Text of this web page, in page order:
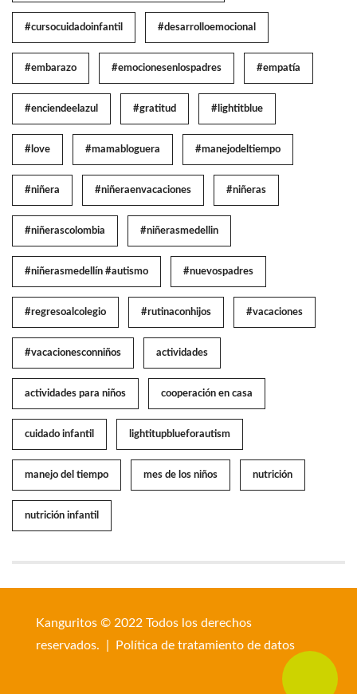
#cursocuidadoinfantil #desarrolloemocional
#embarazo #emocionesenlospadres #empatía
#enciendeelazul #gratitud #lightitblue
#love #mamabloguera #manejodeltiempo
#niñera #niñeraenvacaciones #niñeras
#niñerascolombia #niñerasmedellin
#niñerasmedellín #autismo #nuevospadres
#regresoalcolegio #rutinaconhijos #vacaciones
#vacacionesconniños actividades
actividades para niños cooperación en casa
cuidado infantil lightitupblueforautism
manejo del tiempo mes de los niños nutrición
nutrición infantil
Kanguritos © 2022 Todos los derechos
reservados. |
Política de tratamiento de datos